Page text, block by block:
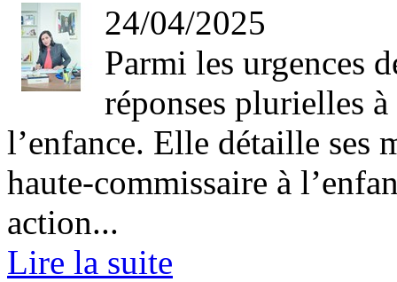
24/04/2025
Parmi les urgences
réponses plurielles
l’enfance. Elle détaille ses
haute-commissaire à
action...
Lire la suite